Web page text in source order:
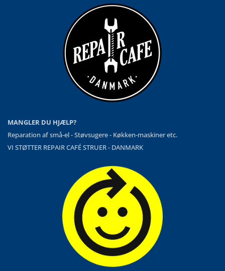
MANGLER DU HJÆLP?
Reparation af små-el - Støvsugere - Køkken-maskiner etc.
VI STØTTER REPAIR CAFÉ STRUER - DANMARK